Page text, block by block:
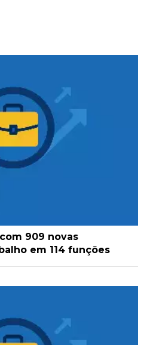
909 novas
em 114 funções